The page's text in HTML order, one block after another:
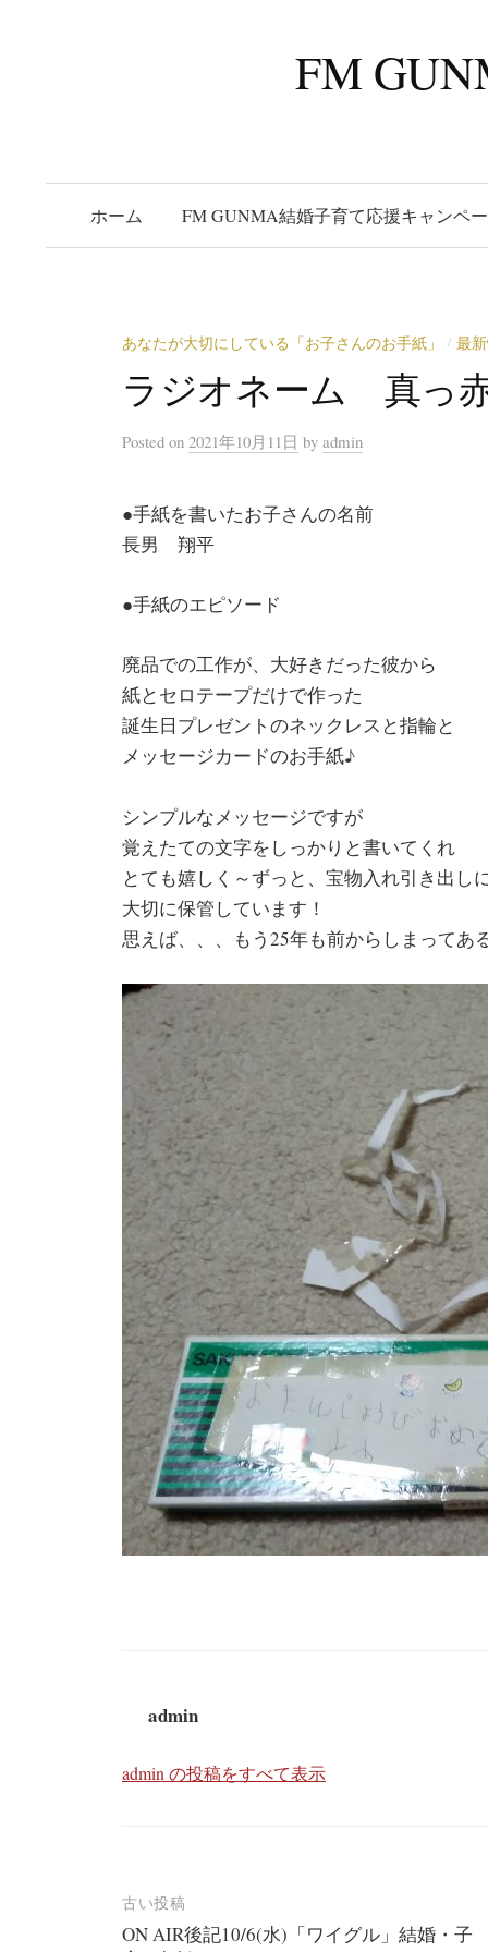
FM
ホーム FM GUNMA結婚子育て応援キャンペ
あなたが大切にしている「お子さんのお手紙」 / 最
ラジオネーム 真っ
Posted on 2021年10月11日 by admin
●手紙を書いたお子さんの名前
長男 翔平
●手紙のエピソード
廃品での工作が、大好きだった彼から
紙とセロテープだけで作った
誕生日プレゼントのネックレスと指輪と
メッセージカードのお手紙♪
シンプルなメッセージですが
覚えたての文字をしっかりと書いてくれ
とても嬉しく～ずっと、宝物入れ引き出し
大切に保管しています！
思えば、、、もう25年も前からしまってあ
admin
admin の投稿をすべて表示
投
古い投稿
ON AIR後記10/6(水)「ワイグル」結婚・子